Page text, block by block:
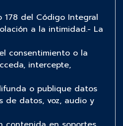
178 del Código Integral
a la intimidad.- La
consentimiento o la
intercepte,
o publique datos
de datos, voz, audio y